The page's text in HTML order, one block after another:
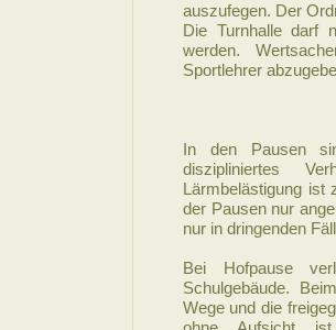
auszufegen. Der
Die Turnhalle darf
werden.
Sportlehrer
In den Pausen
diszipliniertes
Lärmbelästigung ist
der Pausen nur
nur in dringenden
Bei Hofpause
Schulgebäude.
Wege und die